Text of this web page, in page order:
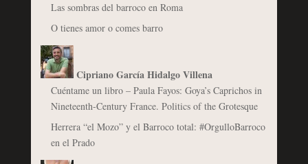
Las sombras del barroco en Roma
O tienes amor o comes barro
Cipriano García Hidalgo Villena
Cuéntame un libro – Paula Fayos: Goya’s Caprichos in
Nineteenth-Century France. Politics of the Grotesque
Herrera “el Mozo” y el Barroco total: #OrgulloBarroco
en el Prado